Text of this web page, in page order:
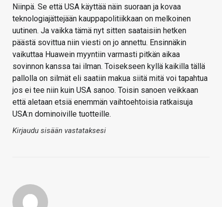
Niinpä. Se että USA käyttää näin suoraan ja kovaa
teknologiajättejään kauppapolitiikkaan on melkoinen
uutinen. Ja vaikka tämä nyt sitten saataisiin hetken
päästä sovittua niin viesti on jo annettu. Ensinnäkin
vaikuttaa Huawein myyntiin varmasti pitkän aikaa
sovinnon kanssa tai ilman. Toisekseen kyllä kaikilla tällä
pallolla on silmät eli saatiin makua siitä mitä voi tapahtua
jos ei tee niin kuin USA sanoo. Toisin sanoen veikkaan
että aletaan etsiä enemmän vaihtoehtoisia ratkaisuja
USA:n dominoiville tuotteille.
Kirjaudu sisään vastataksesi